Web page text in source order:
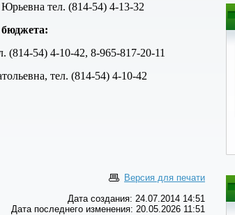
тел. (814-54) 4-13-32
:
(814-54) 4-10-42, 8-965-817-20-11
тел. (814-54) 4-10-42
Версия для печати
Дата создания: 24.07.2014 14:51
Дата последнего изменения: 20.05.2026 11:51